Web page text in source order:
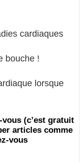
cardiaques
bouche !
lorsque
(c’est gratuit
articles comme
vous